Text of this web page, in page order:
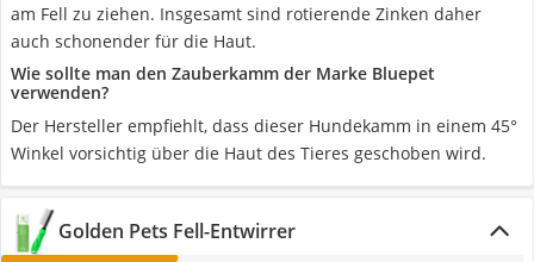
am Fell zu ziehen. Insgesamt sind rotierende Zinken daher
auch schonender für die Haut.
Wie sollte man den Zauberkamm der Marke Bluepet
verwenden?
Der Hersteller empfiehlt, dass dieser Hundekamm in einem 45°
Winkel vorsichtig über die Haut des Tieres geschoben wird.
Golden Pets Fell-Entwirrer